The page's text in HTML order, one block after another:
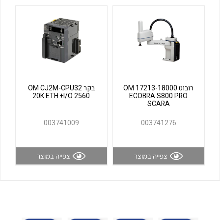
לכל מוצרי היצרן לכל מוצרי היצרן
רובוט OM 17213-18000
ECOBRA S800 PRO
SCARA
003741276
צפייה במוצר
בקר OM CJ2M-CPU32
20K ETH +I/O 2560
003741009
צפייה במוצר